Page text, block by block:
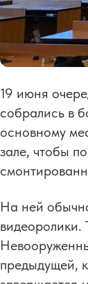
19 июня
собрались в
основному
зале, чтобы
На ней
видеоролики.
предыдущей,